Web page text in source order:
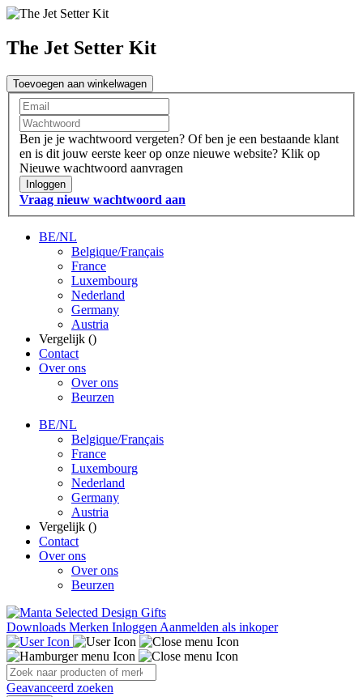
The Jet Setter Kit
Toevoegen aan winkelwagen
Ben je je wachtwoord vergeten? Of ben je een bestaande klant
en is dit jouw eerste keer op onze nieuwe website? Klik op
Nieuwe wachtwoord aanvragen
Inloggen
Vraag nieuw wachtwoord aan
BE/NL
Belgique/Français
France
Luxembourg
Nederland
Germany
Austria
Vergelijk ()
Contact
Over ons
Over ons
Beurzen
BE/NL
Belgique/Français
France
Luxembourg
Nederland
Germany
Austria
Vergelijk ()
Contact
Over ons
Over ons
Beurzen
Downloads Merken InloggenAanmelden als inkoper
Geavanceerd zoeken